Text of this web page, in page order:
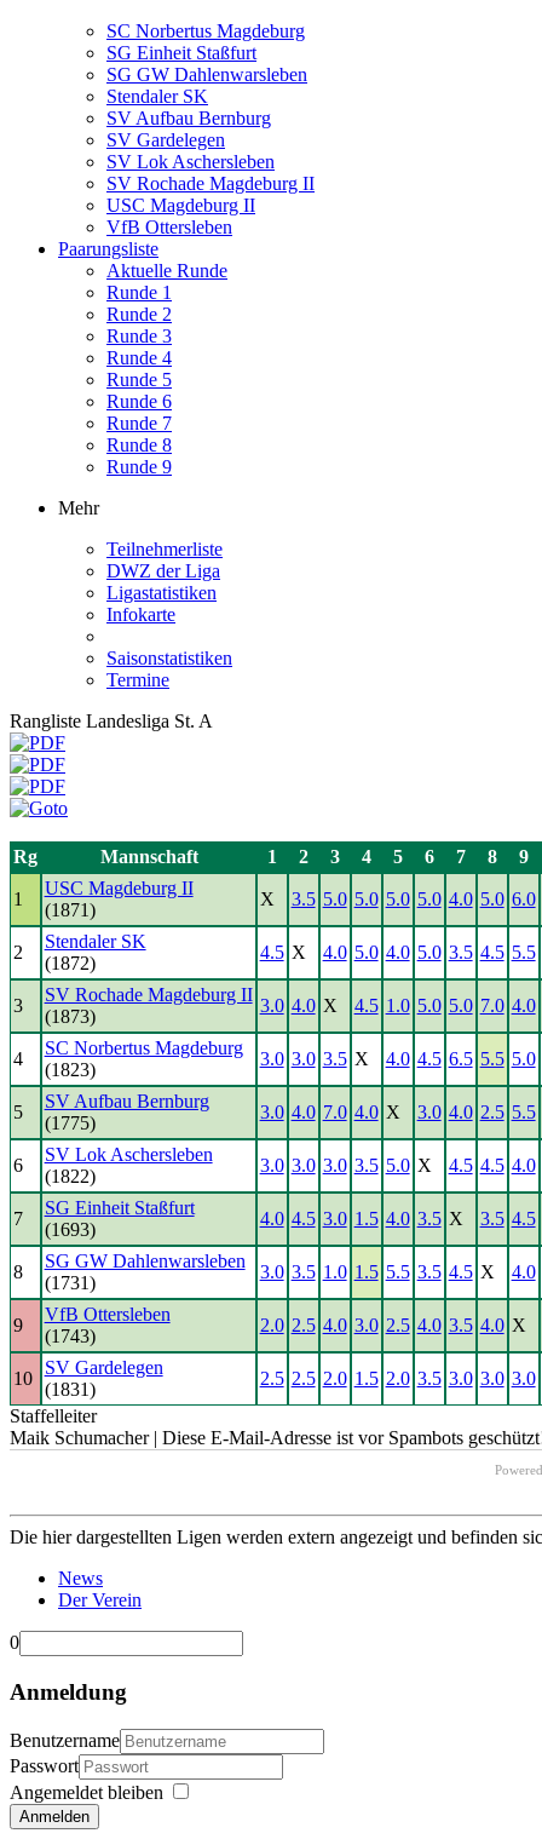
SC Norbertus Magdeburg
SG Einheit Staßfurt
SG GW Dahlenwarsleben
Stendaler SK
SV Aufbau Bernburg
SV Gardelegen
SV Lok Aschersleben
SV Rochade Magdeburg II
USC Magdeburg II
VfB Ottersleben
Paarungsliste
Aktuelle Runde
Runde 1
Runde 2
Runde 3
Runde 4
Runde 5
Runde 6
Runde 7
Runde 8
Runde 9
Mehr
Teilnehmerliste
DWZ der Liga
Ligastatistiken
Infokarte
Saisonstatistiken
Termine
Rangliste Landesliga St. A
Rg Mannschaft 1 2 3 4 5 6 7 8 9
1
USC Magdeburg II
(1871)
X 3.5 5.0 5.0 5.0 5.0 4.0 5.0 6.0
2
Stendaler SK
(1872)
4.5 X 4.0 5.0 4.0 5.0 3.5 4.5 5.5
3
SV Rochade Magdeburg II
(1873)
3.0 4.0 X 4.5 1.0 5.0 5.0 7.0 4.0
4
SC Norbertus Magdeburg
(1823)
3.0 3.0 3.5 X 4.0 4.5 6.5 5.5 5.0
5
SV Aufbau Bernburg
(1775)
3.0 4.0 7.0 4.0 X 3.0 4.0 2.5 5.5
6
SV Lok Aschersleben
(1822)
3.0 3.0 3.0 3.5 5.0 X 4.5 4.5 4.0
7
SG Einheit Staßfurt
(1693)
4.0 4.5 3.0 1.5 4.0 3.5 X 3.5 4.5
8
SG GW Dahlenwarsleben
(1731)
3.0 3.5 1.0 1.5 5.5 3.5 4.5 X 4.0
9
VfB Ottersleben
(1743)
2.0 2.5 4.0 3.0 2.5 4.0 3.5 4.0 X
10
SV Gardelegen
(1831)
2.5 2.5 2.0 1.5 2.0 3.5 3.0 3.0 3.0
Staffelleiter
Maik Schumacher | Diese E-Mail-Adresse ist vor Spambots
Die hier dargestellten Ligen werden extern angezeigt und befinden
News
Der Verein
0
Anmeldung
Benutzername
Passwort
Angemeldet bleiben
Anmelden